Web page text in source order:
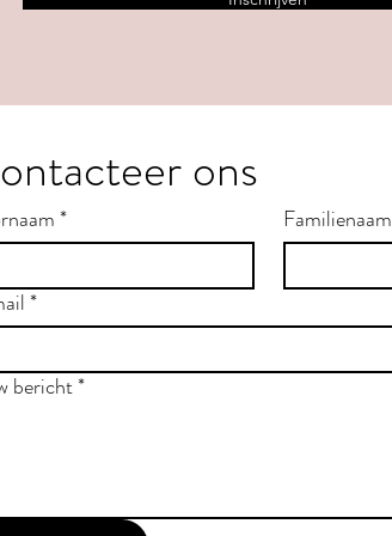
ons
* Familienaam
*
bericht*